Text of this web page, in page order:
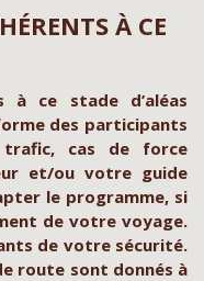
À CE
à ce stade d’aléas
des participants
cas de force
et/ou votre guide
le programme, si
de votre voyage.
de votre sécurité.
route sont donnés à